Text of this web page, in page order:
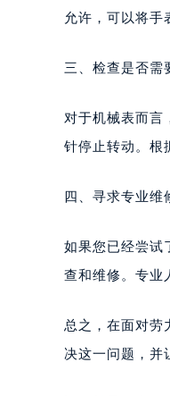
允许，可以将手
三、检查是否需
对于机械表而言
针停止转动。根
四、寻求专业维
如果您已经尝试
查和维修。专业
总之，在面对劳
决这一问题，并